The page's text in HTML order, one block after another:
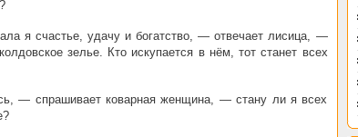
я счастье, удачу и богатство, — отвечает лисица, —
зелье. Кто искупается в нём, тот станет всех
— спрашивает коварная женщина, — стану ли я всех